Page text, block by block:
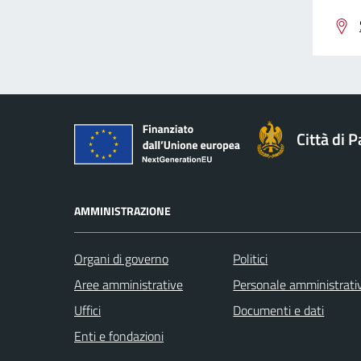
Città di
AMMINISTRAZIONE
Organi di governo
Aree amministrative
Uffici
Enti e fondazioni
Politici
Personale
Documenti e dati